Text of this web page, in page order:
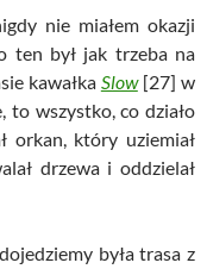
nie miałem okazji
ten był jak trzeba na
kawałka Slow[27] w
to wszystko, co działo
orkan, który uziemiał
drzewa i oddzielał
była trasa z